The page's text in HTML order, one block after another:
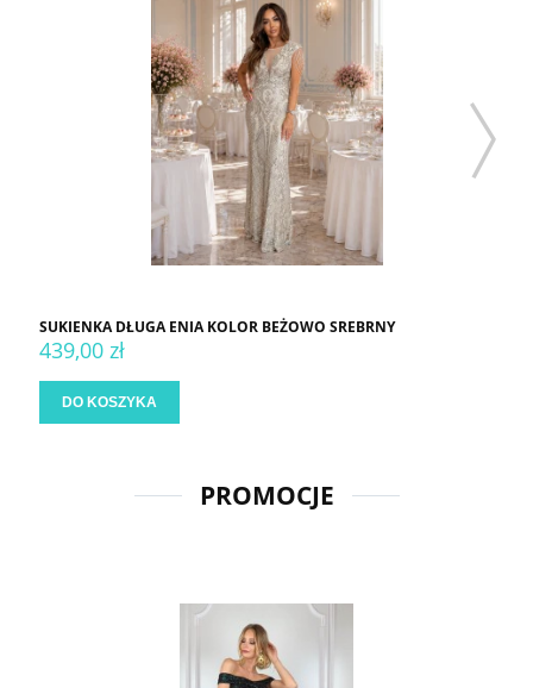
SUKIENKA DŁUGA ENIA KOLOR BEŻOWO SREBRNY
439,00 zł
DO KOSZYKA
PROMOCJE